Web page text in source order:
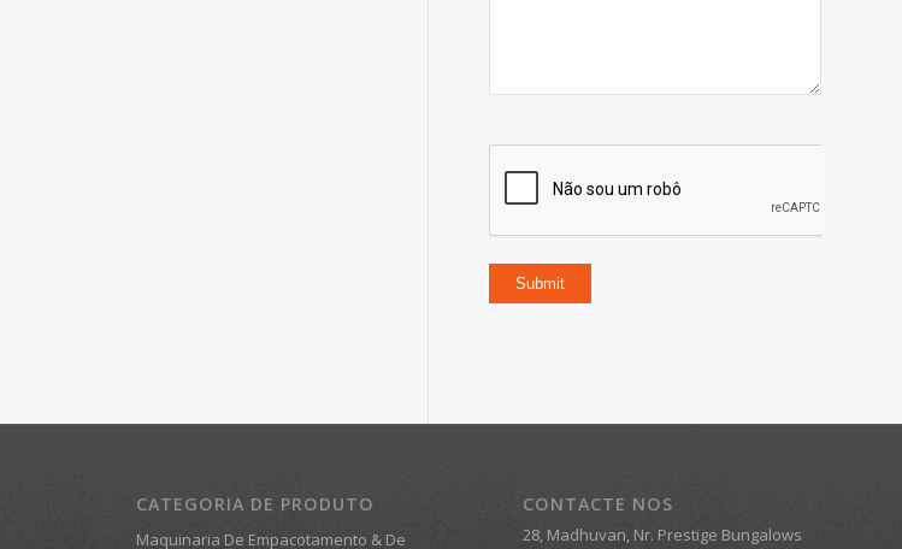
CATEGORIA DE PRODUTO
Maquinaria De Empacotamento & De
CONTACTE NOS
28, Madhuvan, Nr. Prestige Bungalows